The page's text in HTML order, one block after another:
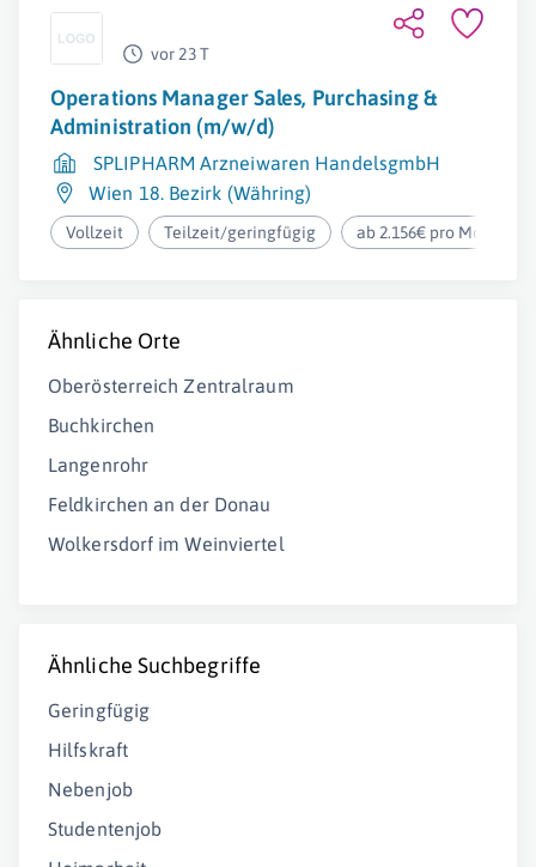
vor 23 T
Operations Manager Sales, Purchasing &
Administration (m/w/d)
SPLIPHARM Arzneiwaren HandelsgmbH
Wien 18. Bezirk (Währing)
Vollzeit Teilzeit/geringfügig ab 2.156€ pro Monat
Ähnliche Orte
Oberösterreich Zentralraum
Buchkirchen
Langenrohr
Feldkirchen an der Donau
Wolkersdorf im Weinviertel
Ähnliche Suchbegriffe
Geringfügig
Hilfskraft
Nebenjob
Studentenjob